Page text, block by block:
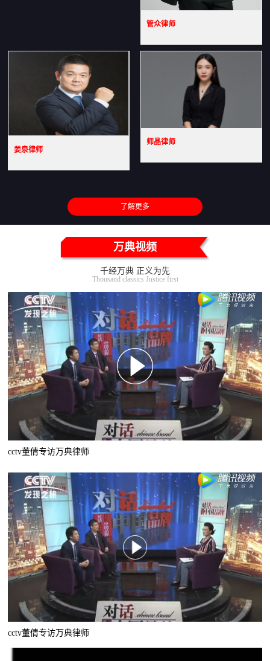
管众律师
姜泉律师
师晶律师
了解更多
万典视频
千经万典 正义为先
Thousand classics Justice first
cctv董倩专访万典律师
cctv董倩专访万典律师